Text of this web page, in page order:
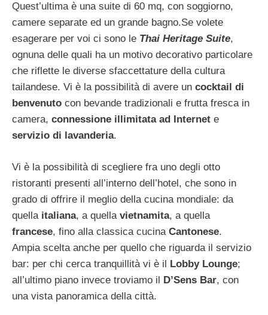
Quest’ultima è una suite di 60 mq, con soggiorno,
camere separate ed un grande bagno.Se volete
esagerare per voi ci sono le Thai Heritage Suite,
ognuna delle quali ha un motivo decorativo particolare
che riflette le diverse sfaccettature della cultura
tailandese. Vi è la possibilità di avere un cocktail di
benvenuto con bevande tradizionali e frutta fresca in
camera, connessione illimitata ad Internet e
servizio di lavanderia.
Vi è la possibilità di scegliere fra uno degli otto
ristoranti presenti all’interno dell’hotel, che sono in
grado di offrire il meglio della cucina mondiale: da
quella italiana, a quella vietnamita, a quella
francese, fino alla classica cucina Cantonese.
Ampia scelta anche per quello che riguarda il servizio
bar: per chi cerca tranquillità vi è il Lobby Lounge;
all’ultimo piano invece troviamo il D’Sens Bar, con
una vista panoramica della città.